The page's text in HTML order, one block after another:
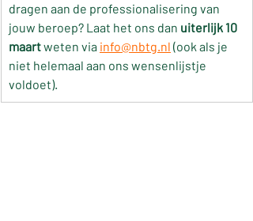
dragen aan de professionalisering van
jouw beroep? Laat het ons dan uiterlijk 10
maart weten via info@nbtg.nl (ook als je
niet helemaal aan ons wensenlijstje
voldoet).